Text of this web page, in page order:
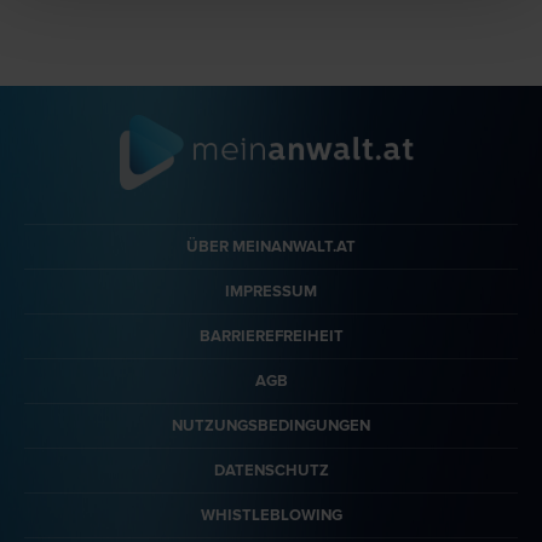
ÜBER MEINANWALT.AT
IMPRESSUM
BARRIEREFREIHEIT
AGB
NUTZUNGSBEDINGUNGEN
DATENSCHUTZ
WHISTLEBLOWING